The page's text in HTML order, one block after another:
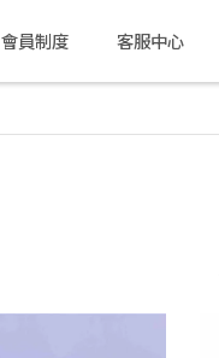
會員制度 客服中心